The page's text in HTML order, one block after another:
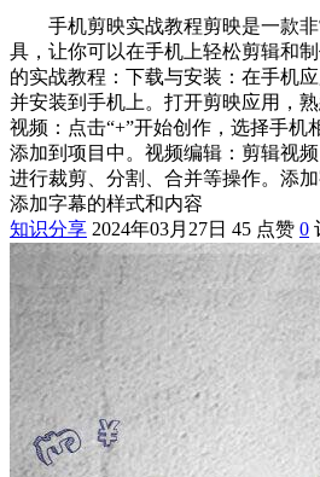
手机剪映实战教程剪映是一款
具，让你可以在手机上轻松剪辑和
的实战教程：下载与安装：在手机
并安装到手机上。打开剪映应用，
视频：点击“+”开始创作，选择手机
添加到项目中。视频编辑：剪辑视
进行裁剪、分割、合并等操作。添
添加字幕的样式和内容
知识分享 2024年03月27日 45 点赞 0